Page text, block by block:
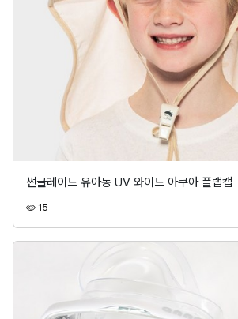
썬글레이드 유아동 UV 와이드 아쿠아 플랩캡
15